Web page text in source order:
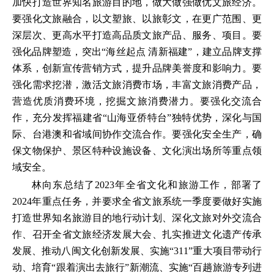
加快打造世界知名旅游目的地，做大做强做优文旅经济。
要强化文旅融合，以文塑旅、以旅彰文，在更广范围、更
深层次、更高水平打造高品质文旅产品、服务、项目。要
强化品牌塑造，突出“海丝起点 清新福建”，建立品牌支撑
体系，创新宣传营销方式，提升品牌美誉度和影响力。要
强化需求挖潜，激活文旅消费市场，丰富文旅消费产品，
营造优质消费环境，挖掘文旅消费潜力。要强化交流合
作，充分发挥福建省“山海亚侨特台”独特优势，深化与国
际、台港澳和省域间协作交流合作。要强化安全生产，确
保文物保护、景区特种设施设备、文化演出场所等重点领
域安全。
林向东总结了2023年全省文化和旅游工作，部署了
2024年重点任务，并要求全省文旅系统一季度要做好实施
打造世界知名旅游目的地行动计划、深化文旅对外交流合
作、召开全省文旅经济发展大会、扎实推进文化遗产传承
发展、推动八闽文化创新发展、实施“311”重大项目带动行
动、培育“跟着演出去旅行”新潮流、实施“百趟旅游专列进